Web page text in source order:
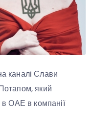
каналі Слави
який
в ОАЕ в компанії